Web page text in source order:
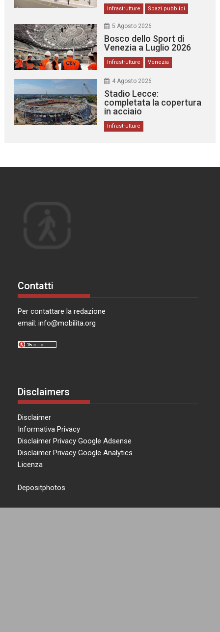
Infrastrutture Spazi pubblici
5 Agosto 2026
Bosco dello Sport di
Venezia a Luglio 2026
Infrastrutture Venezia
4 Agosto 2026
Stadio Lecce:
completata la copertura
in acciaio
Infrastrutture
Contatti
Per contattare la redazione
email:info@mobilita.org
Disclaimers
Disclaimer
Informativa Privacy
Disclaimer Privacy Google Adsense
Disclaimer Privacy Google Analytics
Licenza
Depositphotos